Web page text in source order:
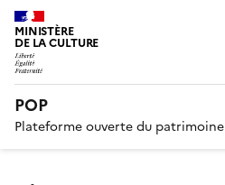
MINISTÈRE
DE LA CULTURE
POP
Plateforme ouverte du patrimoine